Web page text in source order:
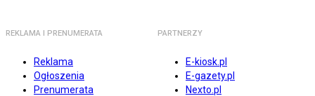
REKLAMA I PRENUMERATA
Reklama
Ogłoszenia
Prenumerata
PARTNERZY
E-kiosk.pl
E-gazety.pl
Nexto.pl